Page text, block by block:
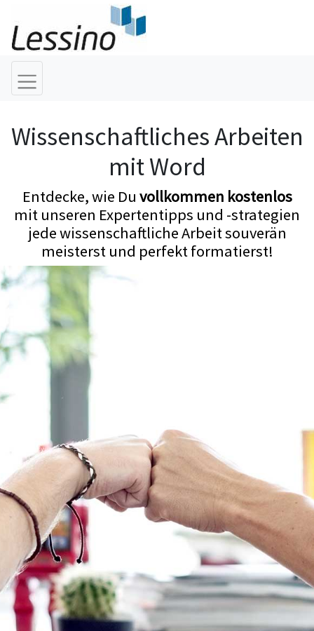
Wissenschaftliches Arbeiten
mit Word
Entdecke, wie Du vollkommen kostenlos
mit unseren Expertentipps und -strategien
jede wissenschaftliche Arbeit souverän
meisterst und perfekt formatierst!